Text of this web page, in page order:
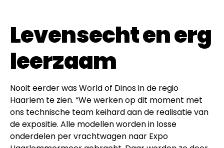
Levensecht en erg
leerzaam
Nooit eerder was World of Dinos in de regio
Haarlem te zien. “We werken op dit moment met
ons technische team keihard aan de realisatie van
de expositie. Alle modellen worden in losse
onderdelen per vrachtwagen naar Expo